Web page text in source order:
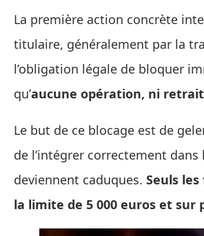
La première action concrète
titulaire, généralement par la
l’obligation légale de bloquer
qu’aucune opération, ni
Le but de ce blocage est de
de l’intégrer correctement
deviennent caduques. Seuls
la limite de 5 000 euros et